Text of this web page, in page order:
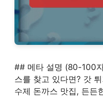
## 메타 설명 (80-100
스를 찾고 있다면? 갓
수제 돈까스 맛집, 든든